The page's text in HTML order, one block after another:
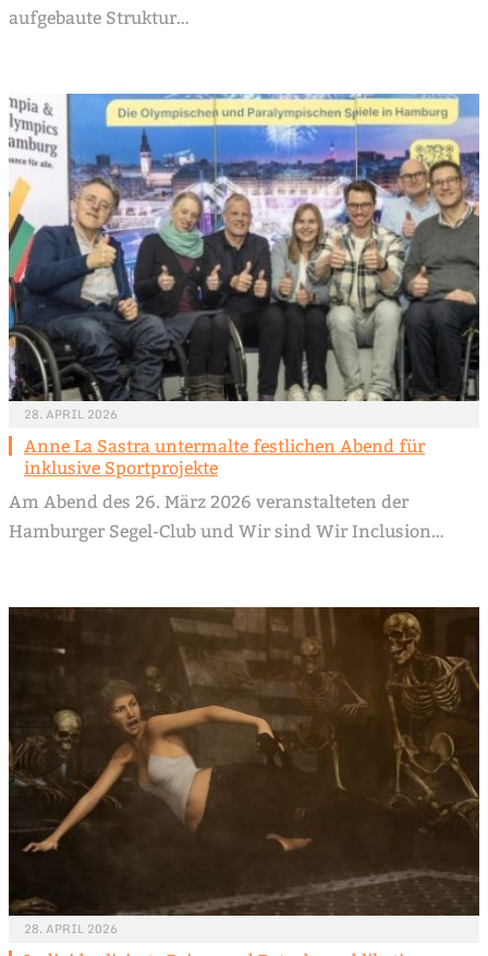
aufgebaute Struktur…
28. APRIL 2026
Anne La Sastra untermalte festlichen Abend für
inklusive Sportprojekte
Am Abend des 26. März 2026 veranstalteten der
Hamburger Segel-Club und Wir sind Wir Inclusion…
28. APRIL 2026